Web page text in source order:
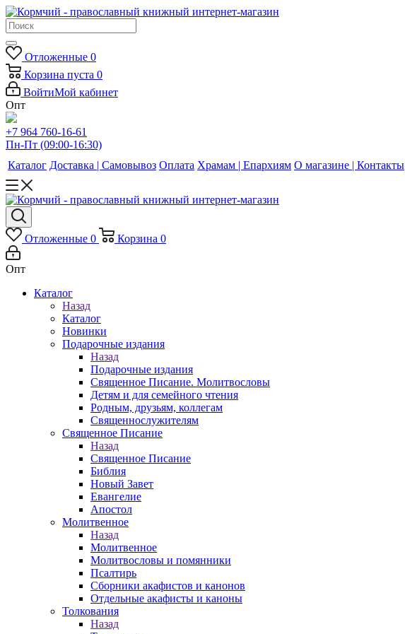
Отложенные 0
Корзина пуста 0
ВойтиМой кабинет
Опт
+7 964 760-16-61
Пн-Пт (09:00-16:30)
Каталог Доставка | Самовывоз Оплата Храмам | Епархиям О магазине | Контакты
Отложенные 0 Корзина 0
Опт
Каталог
Назад
Каталог
Новинки
Подарочные издания
Назад
Подарочные издания
Священное Писание. Молитвословы
Детям и для семейного чтения
Родным, друзьям, коллегам
Священнослужителям
Священное Писание
Назад
Священное Писание
Библия
Новый Завет
Евангелие
Апостол
Молитвенное
Назад
Молитвенное
Молитвословы и помянники
Псалтирь
Сборники акафистов и канонов
Отдельные акафисты и каноны
Толкования
Назад